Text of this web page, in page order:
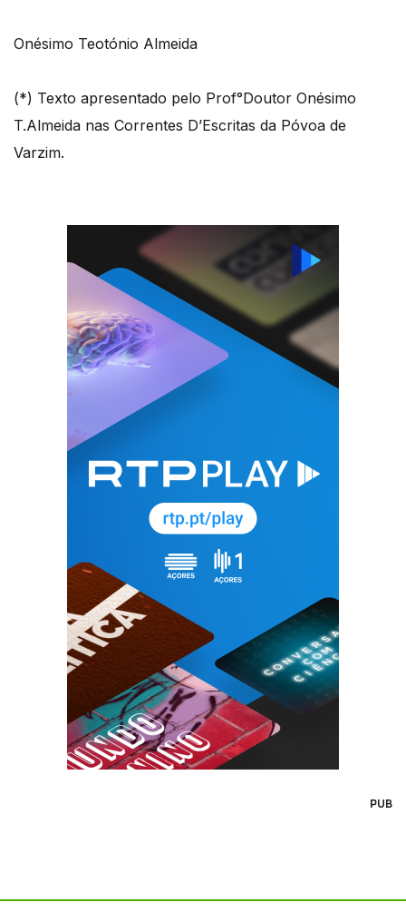
Onésimo Teotónio Almeida
(*) Texto apresentado pelo Prof°Doutor Onésimo
T.Almeida nas Correntes D’Escritas da Póvoa de
Varzim.
PUB